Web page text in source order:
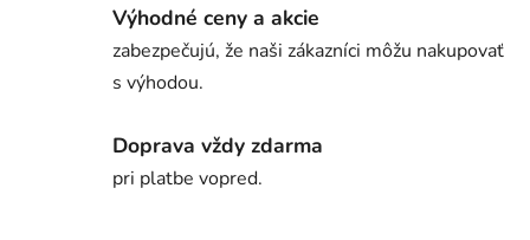
Výhodné ceny a akcie
zabezpečujú, že naši zákazníci môžu nakupovať
s výhodou.
Doprava vždy zdarma
pri platbe vopred.